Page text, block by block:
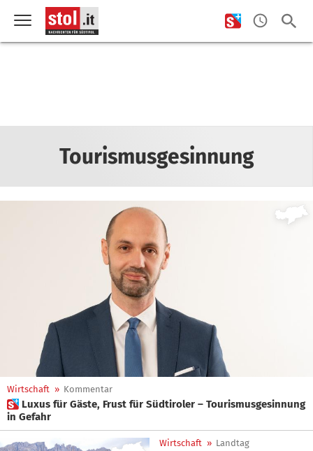
Tourismusgesinnung
Wirtschaft » Kommentar
 Luxus für Gäste, Frust für Südtiroler – Tourismusgesinnung
in Gefahr
Wirtschaft » Landtag